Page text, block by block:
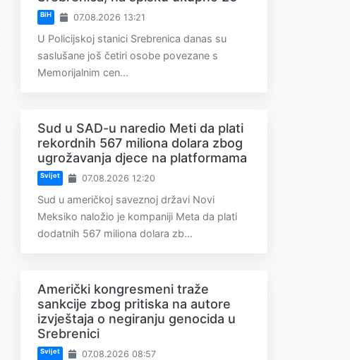
BiH 07.08.2026 13:21
U Policijskoj stanici Srebrenica danas su
saslušane još četiri osobe povezane s
Memorijalnim cen...
Sud u SAD-u naredio Meti da plati
rekordnih 567 miliona dolara zbog
ugrožavanja djece na platformama
Svijet 07.08.2026 12:20
Sud u američkoj saveznoj državi Novi
Meksiko naložio je kompaniji Meta da plati
dodatnih 567 miliona dolara zb...
Američki kongresmeni traže
sankcije zbog pritiska na autore
izvještaja o negiranju genocida u
Srebrenici
Svijet 07.08.2026 08:57